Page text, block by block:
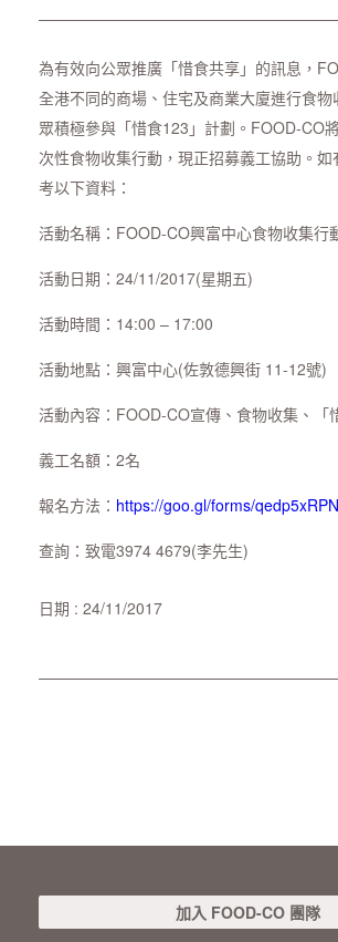
日期 : 24/11/2017
為有效向公眾推廣「惜食共享」的訊息，
全港不同的商場、住宅及商業大廈進行食
眾積極參與「惜食123」計劃。FOOD-CO
次性食物收集行動，現正招募義工協助。
考以下資料：
活動名稱：FOOD-CO興富中心食物收集行
活動日期：24/11/2017(星期五)
活動時間：14:00 – 17:00
活動地點：興富中心(佐敦德興街 11-12號)
活動內容：FOOD-CO宣傳、食物收集、「
義工名額：2名
報名方法： https://goo.gl/forms/
查詢：致電3974 4679(李先生)
加入 FOOD-CO 團隊